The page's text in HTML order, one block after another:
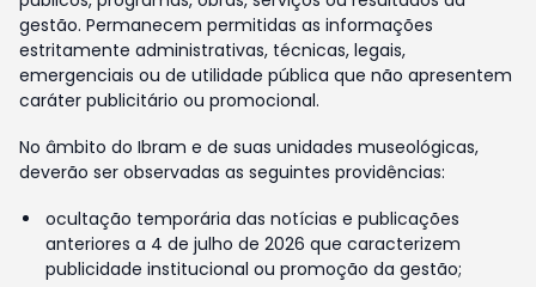
gestão. Permanecem permitidas as informações
estritamente administrativas, técnicas, legais,
emergenciais ou de utilidade pública que não apresentem
caráter publicitário ou promocional.
No âmbito do Ibram e de suas unidades museológicas,
deverão ser observadas as seguintes providências:
ocultação temporária das notícias e publicações
anteriores a 4 de julho de 2026 que caracterizem
publicidade institucional ou promoção da gestão;